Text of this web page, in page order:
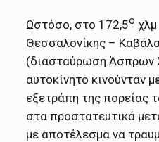
Ωστόσο, στο 172,5ο
Θεσσαλονίκης –
(διασταύρωση Άσπρων
αυτοκίνητο κινούνταν
εξετράπη της πορείας
στα προστατευτικά
με αποτέλεσμα να